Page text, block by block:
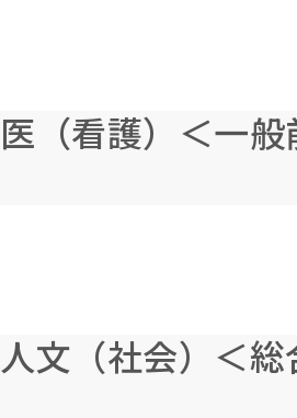
医（看護）＜一
人文（社会）＜